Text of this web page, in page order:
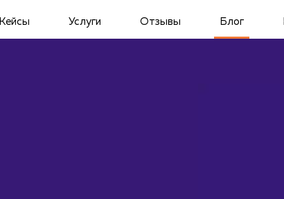
Кейсы Услуги Отзывы Блог